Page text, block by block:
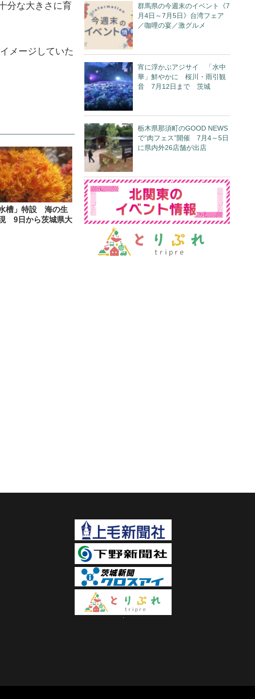
分な大きさに育
メージしていた
水槽」特設 海の生
9日から茨城県大
群馬県の今週末のイベント《7
月4日～7月5日》台湾フェア
／咖哩の宴／激グルメ
宵に浮かぶアジサイ 「水中
華」鮮やかに 桜川・雨引観
音 7月12日まで 茨城
栃木県那須町のGOOD NEWS
で“肉フェス”開催 7月4～5日
に県内外26店舗が出店